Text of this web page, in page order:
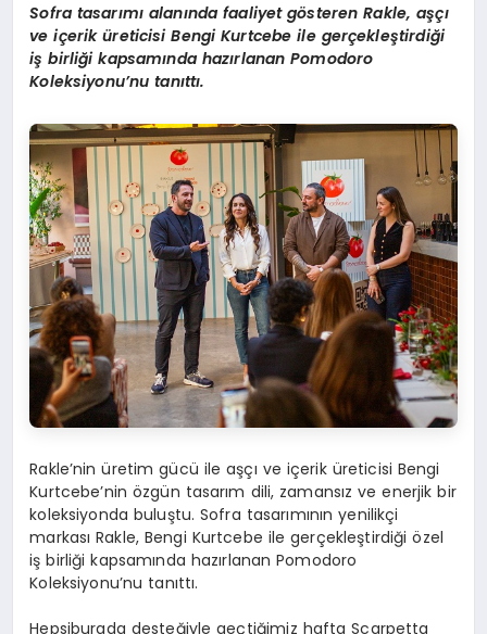
Sofra tasarımı alanında faaliyet gösteren Rakle, aşçı
ve içeriküreticisi Bengi Kurtcebe ile gerçekleştirdiği
iş birliği kapsamında hazırlanan Pomodoro
Koleksiyonu’nu tanıttı.
Rakle’nin üretim gücü ile aşçı ve içerik üreticisi Bengi
Kurtcebe’nin özgün tasarım dili, zamansız ve enerjik bir
koleksiyonda buluştu. Sofra tasarımının yenilikçi
markası Rakle, Bengi Kurtcebe ile gerçekleştirdiği özel
iş birliği kapsamında hazırlanan Pomodoro
Koleksiyonu’nu tanıttı.
Hepsiburada desteğiyle geçtiğimiz hafta Scarpetta